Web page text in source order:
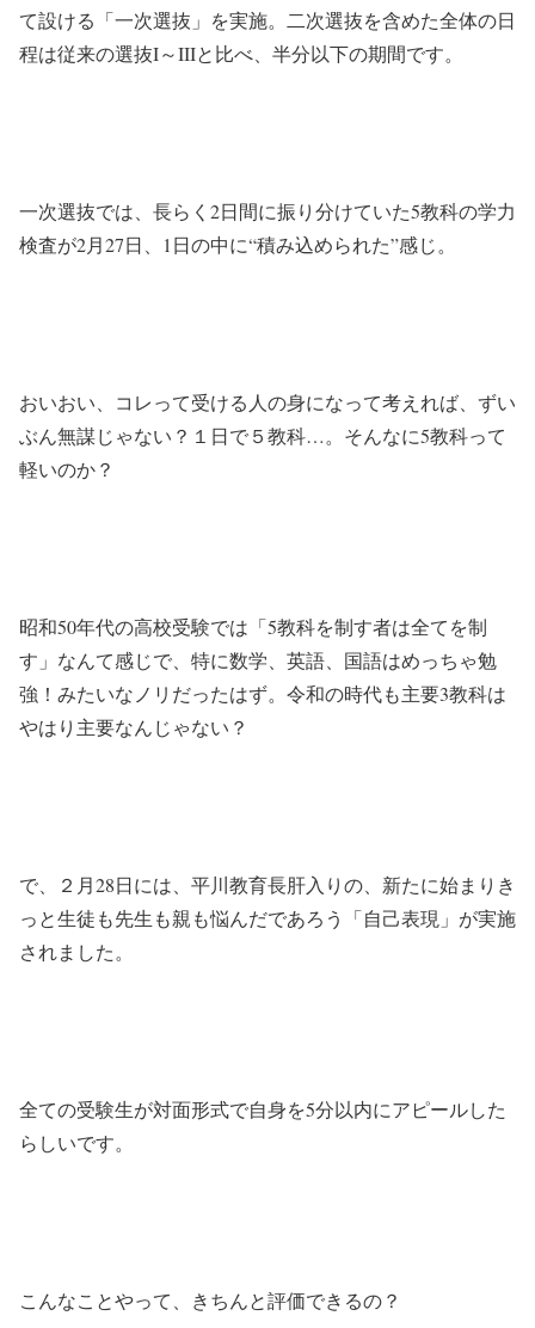
て設ける「一次選抜」を実施。二次選抜を含めた全体の日
程は従来の選抜I～IIIと比べ、半分以下の期間です。
一次選抜では、長らく2日間に振り分けていた5教科の学力
検査が2月27日、1日の中に“積み込められた”感じ。
おいおい、コレって受ける人の身になって考えれば、ずい
ぶん無謀じゃない？１日で５教科…。そんなに5教科って
軽いのか？
昭和50年代の高校受験では「5教科を制す者は全てを制
す」なんて感じで、特に数学、英語、国語はめっちゃ勉
強！みたいなノリだったはず。令和の時代も主要3教科は
やはり主要なんじゃない？
で、２月28日には、平川教育長肝入りの、新たに始まりき
っと生徒も先生も親も悩んだであろう「自己表現」が実施
されました。
全ての受験生が対面形式で自身を5分以内にアピールした
らしいです。
こんなことやって、きちんと評価できるの？